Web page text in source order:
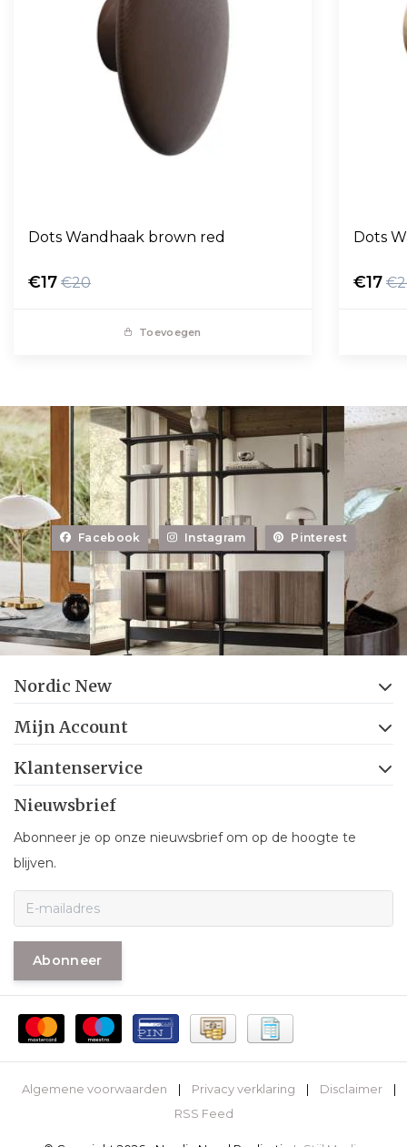
Dots Wandhaak brown red
€17 €20
Toevoegen
Dots
€17
Facebook Instagram Pinterest
Nordic New
Mijn Account
Klantenservice
Nieuwsbrief
Abonneer je op onze nieuwsbrief om op de hoogte te
blijven.
Abonneer
Algemene voorwaarden | Privacy verklaring | Disclaimer
|
RSS Feed